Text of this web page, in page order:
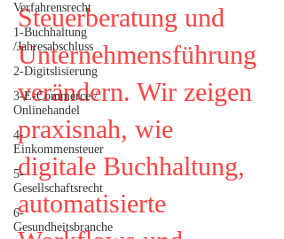
Verfahrensrecht
1-Buchhaltung
/Jahresabschluss
2-Digitslisierung
3-E-Commerce /
Onlinehandel
4-
Einkommensteuer
5-
Gesellschaftsrecht
6-
Gesundheitsbranche
Steuerberatung und
Unternehmensführung
verändern. Wir zeigen
praxisnah, wie
digitale Buchhaltung,
automatisierte